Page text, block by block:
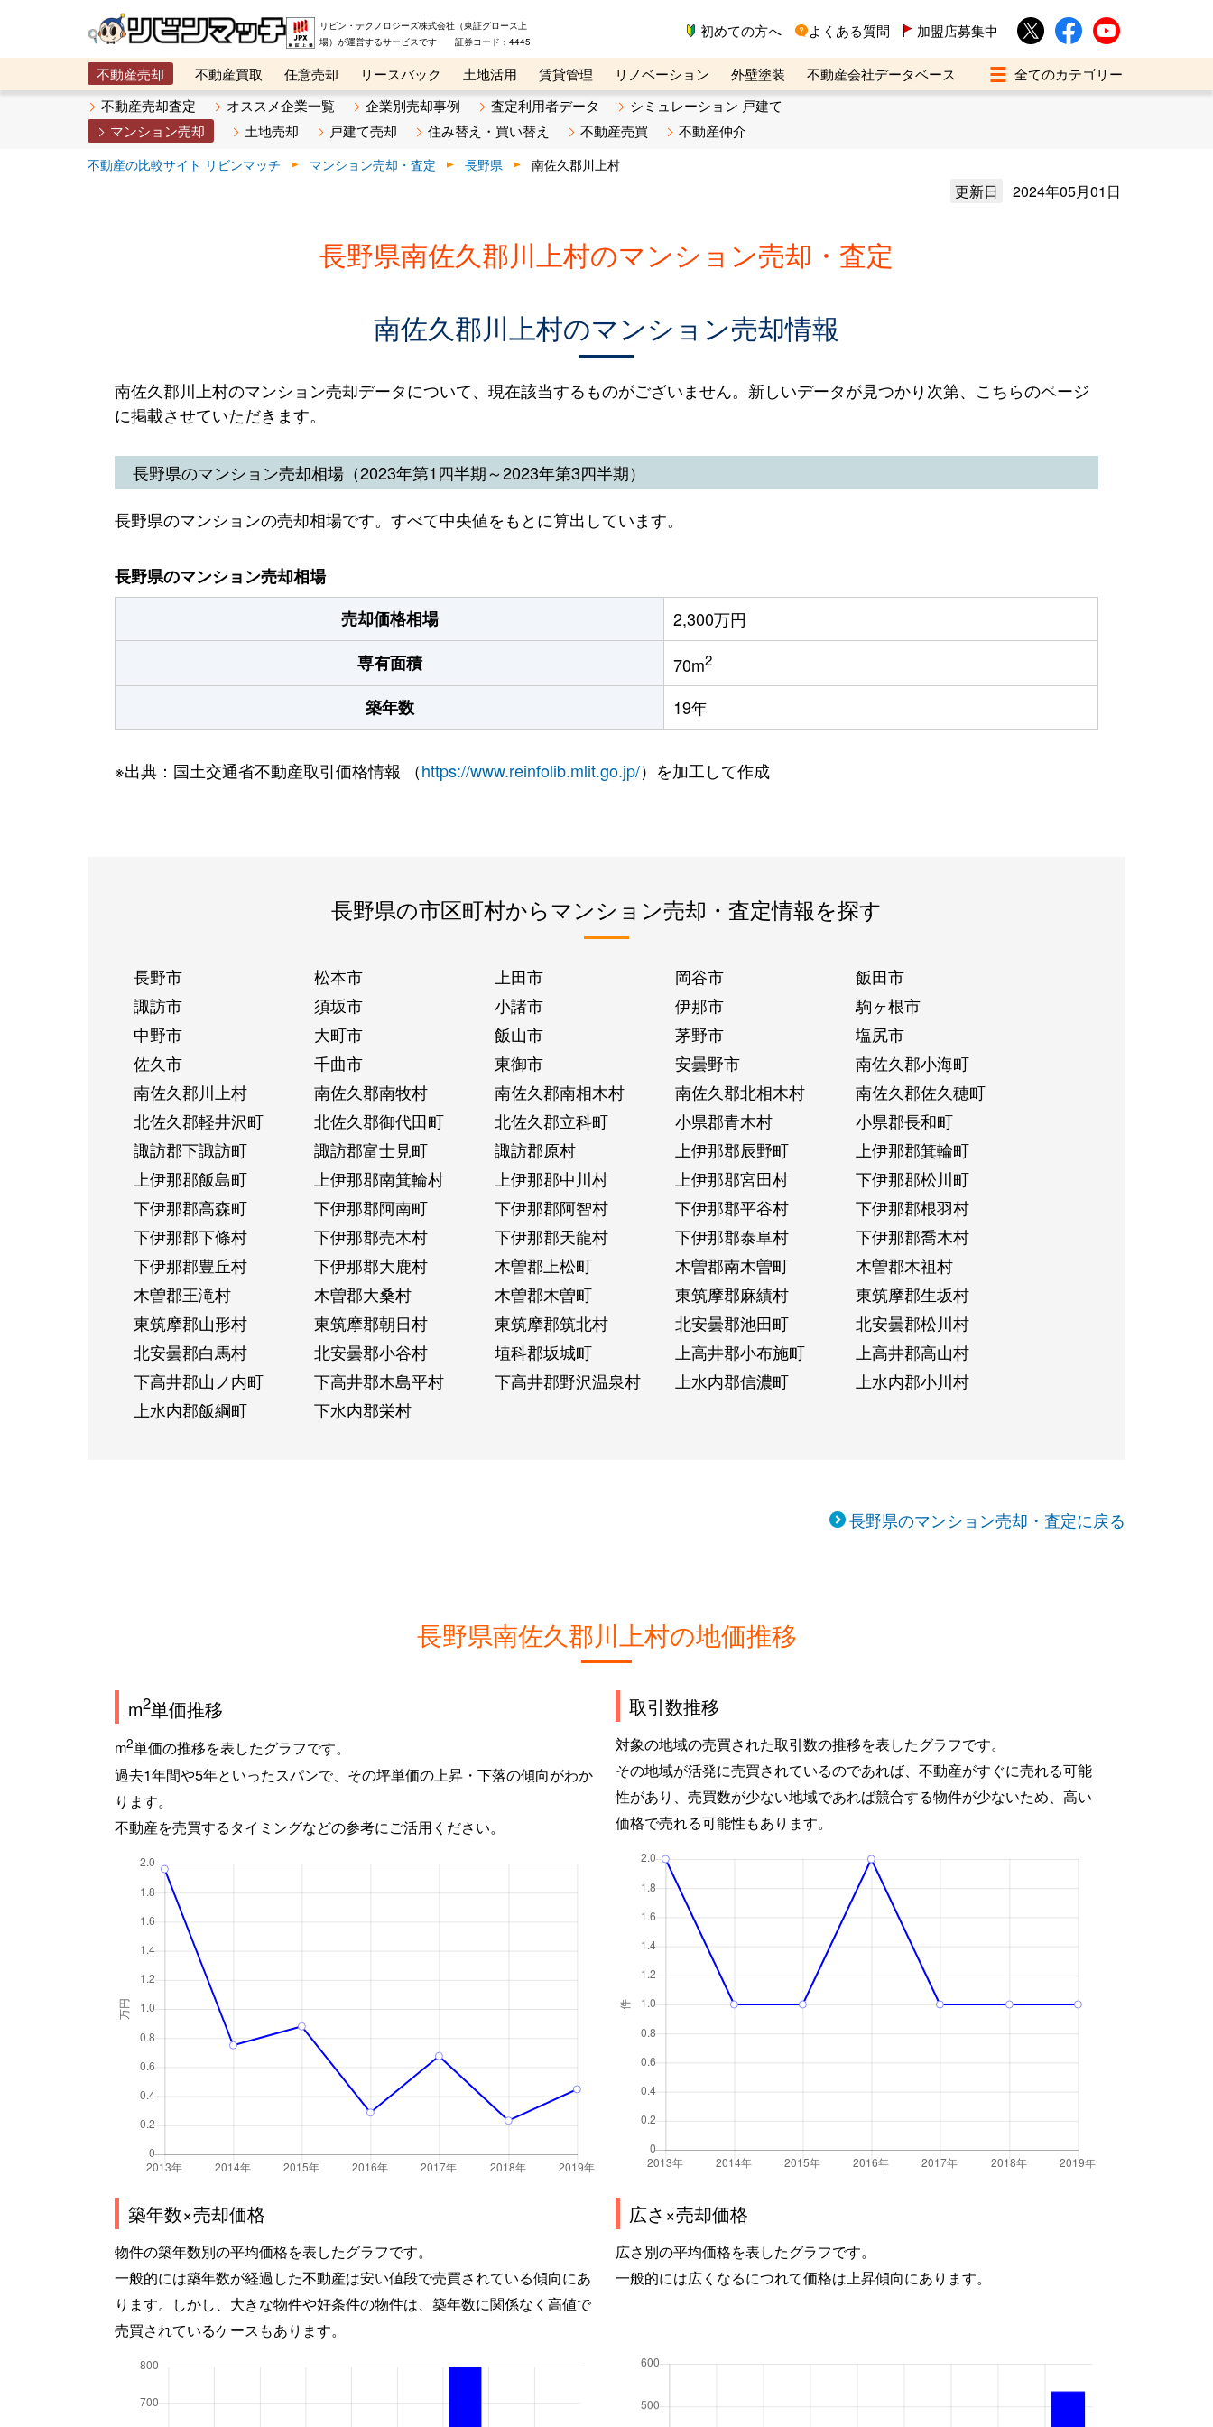
リビン・テクノロジーズ株式会社（東証グロース上
場）が運営するサービスです 証券コード：4445
初めての方へ よくある質問 加盟店募集中
不動産売却 不動産買取 任意売却 リースバック 土地活用 賃貸管理 リノベーション 外壁塗装
不動産会社データベース
メタ住宅展示場
ベスト不動産カンパニー オンライン講座 リビンマガジンBiz 不動産売却ご相談デスク
不動産売却査定 オススメ企業一覧 企業別売却事例 査定利用者データ
シミュレーション 戸建て
マンション売却
土地売却 戸建て売却 住み替え・買い替え 不動産売買 不動産仲介
不動産の比較サイト リビンマッチ マンション売却・査定 長野県 南佐久郡川上村
更新日 2024年05月01日
長野県南佐久郡川上村のマンション売却・査定
南佐久郡川上村のマンション売却情報
南佐久郡川上村のマンション売却データについて、現在該当するものがございません。新しいデータが見つかり次第、こちらのページ
に掲載させていただきます。
長野県のマンション売却相場（2023年第1四半期～2023年第3四半期）
長野県のマンションの売却相場です。すべて中央値をもとに算出しています。
長野県のマンション売却相場
売却価格相場
2,300万円
専有面積
70m2
築年数 19年
※出典：国土交通省不動産取引価格情報 （https://www.reinfolib.mlit.go.jp/）を加工して作成
長野県の市区町村からマンション売却・査定情報を探す
長野市 松本市 上田市 岡谷市
飯田市
諏訪市
須坂市 小諸市 伊那市
駒ヶ根市
中野市
大町市 飯山市 茅野市
塩尻市
佐久市
千曲市 東御市 安曇野市
南佐久郡小海町
南佐久郡川上村
南佐久郡南牧村 南佐久郡南相木村 南佐久郡北相木村
南佐久郡佐久穂町
北佐久郡軽井沢町
北佐久郡御代田町 北佐久郡立科町 小県郡青木村
小県郡長和町
諏訪郡下諏訪町
諏訪郡富士見町 諏訪郡原村 上伊那郡辰野町
上伊那郡箕輪町
上伊那郡飯島町
上伊那郡南箕輪村 上伊那郡中川村 上伊那郡宮田村
下伊那郡松川町
下伊那郡高森町
下伊那郡阿南町 下伊那郡阿智村 下伊那郡平谷村
下伊那郡根羽村
下伊那郡下條村
下伊那郡売木村 下伊那郡天龍村 下伊那郡泰阜村
下伊那郡喬木村
下伊那郡豊丘村
下伊那郡大鹿村 木曽郡上松町 木曽郡南木曽町
木曽郡木祖村
木曽郡王滝村
木曽郡大桑村 木曽郡木曽町 東筑摩郡麻績村
東筑摩郡生坂村
東筑摩郡山形村
東筑摩郡朝日村 東筑摩郡筑北村 北安曇郡池田町
北安曇郡松川村
北安曇郡白馬村
北安曇郡小谷村 埴科郡坂城町 上高井郡小布施町
上高井郡高山村
下高井郡山ノ内町
下高井郡木島平村 下高井郡野沢温泉村 上水内郡信濃町
上水内郡小川村
上水内郡飯綱町
下水内郡栄村
長野県のマンション売却・査定に戻る
長野県南佐久郡川上村の地価推移
m2単価推移
m2単価の推移を表したグラフです。
過去1年間や5年といったスパンで、その坪単価の上昇・下落の傾向がわか
ります。
不動産を売買するタイミングなどの参考にご活用ください。
取引数推移
対象の地域の売買された取引数の推移を表したグラフです。
その地域が活発に売買されているのであれば、不動産がすぐに売れる可能
性があり、売買数が少ない地域であれば競合する物件が少ないため、高い
価格で売れる可能性もあります。
築年数×売却価格
物件の築年数別の平均価格を表したグラフです。
一般的には築年数が経過した不動産は安い値段で売買されている傾向にあ
ります。しかし、大きな物件や好条件の物件は、築年数に関係なく高値で
売買されているケースもあります。
広さ×売却価格
広さ別の平均価格を表したグラフです。
一般的には広くなるにつれて価格は上昇傾向にあります。